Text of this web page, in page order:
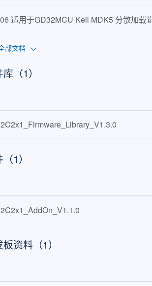
适用于GD32MCU Keil MDK5 分散加载
部文档
（1）
1）
资料（1）